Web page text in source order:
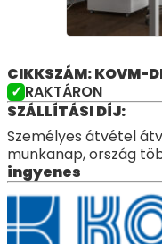
CIKKSZÁM: KOVM-
RAKTÁRON
SZÁLLÍTÁSI DÍJ:
Személyes átvétel
munkanap, ország
ingyenes